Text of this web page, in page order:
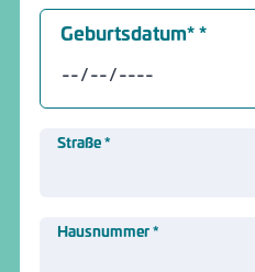
Geburtsdatum* *
Straße *
Hausnummer *